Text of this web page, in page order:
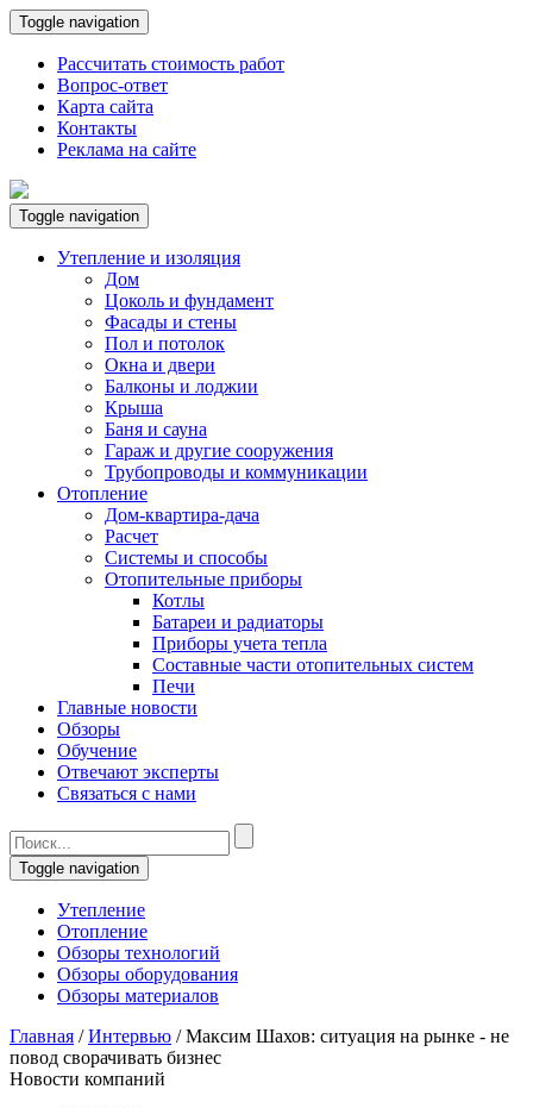
Toggle navigation
Рассчитать стоимость работ
Вопрос-ответ
Карта сайта
Контакты
Реклама на сайте
Toggle navigation
Утепление и изоляция
Дом
Цоколь и фундамент
Фасады и стены
Пол и потолок
Окна и двери
Балконы и лоджии
Крыша
Баня и сауна
Гараж и другие сооружения
Трубопроводы и коммуникации
Отопление
Дом-квартира-дача
Расчет
Системы и способы
Отопительные приборы
Котлы
Батареи и радиаторы
Приборы учета тепла
Составные части отопительных систем
Печи
Главные новости
Обзоры
Обучение
Отвечают эксперты
Связаться с нами
Toggle navigation
Утепление
Отопление
Обзоры технологий
Обзоры оборудования
Обзоры материалов
Главная /Интервью /Максим Шахов: ситуация на рынке - не
повод сворачивать бизнес
Новости компаний